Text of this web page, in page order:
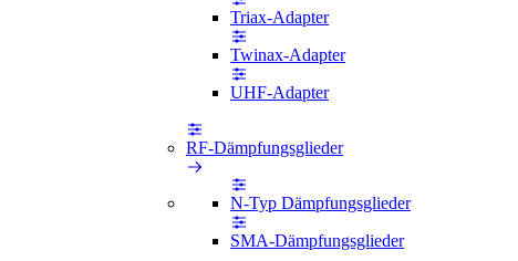
Triax-Adapter
Twinax-Adapter
UHF-Adapter
RF-Dämpfungsglieder
N-Typ Dämpfungsglieder
SMA-Dämpfungsglieder